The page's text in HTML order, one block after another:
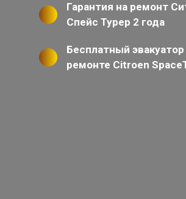
Гарантия на ремонт
Спейс Турер 2 года
Бесплатный эвакуатор
ремонте Citroen